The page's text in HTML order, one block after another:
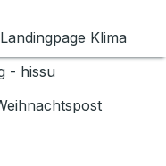
Landingpage Klima
- hissu